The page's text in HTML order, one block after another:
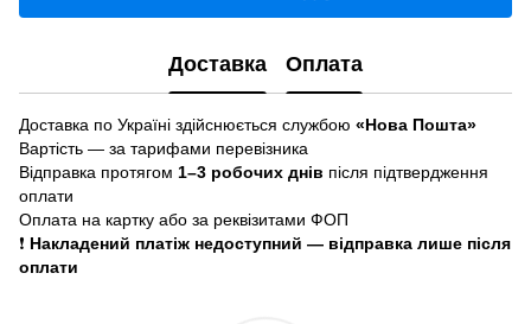
Доставка Оплата
Доставка по Україні здійснюється службою «Нова Пошта»
Вартість — за тарифами перевізника
Відправка протягом 1–3 робочих днів після підтвердження
оплати
Оплата на картку або за реквізитами ФОП
❗ Накладений платіж недоступний — відправка лише після
оплати